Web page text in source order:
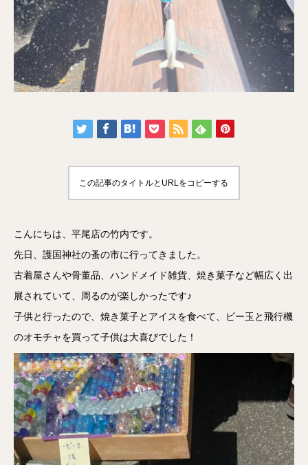
この記事のタイトルとURLをコピーする
こんにちは、平尾店の竹内です。
先日、護国神社の蚤の市に行ってきました。
古着屋さんや骨董品、ハンドメイド雑貨、焼き菓子など幅広く出
展されていて、周るのが楽しかったです♪
子供と行ったので、焼き菓子とアイスを食べて、ビー玉と飛行機
のオモチャを買って子供は大喜びでした！